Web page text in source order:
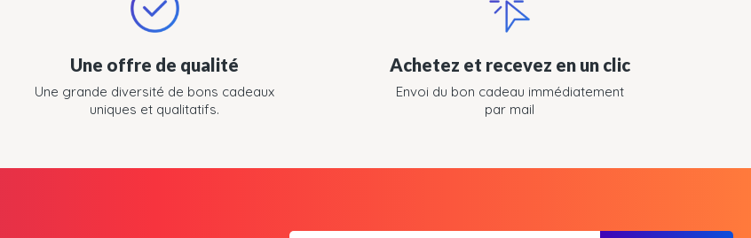
Une offre de qualité
Une grande diversité de bons cadeaux
uniques et qualitatifs.
Achetez et recevez en un clic
Envoi du bon cadeau immédiatement
par mail